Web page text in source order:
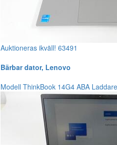
Auktioneras ikväll! 63491
Bärbar dator, Lenovo
Modell ThinkBook 14G4 ABA